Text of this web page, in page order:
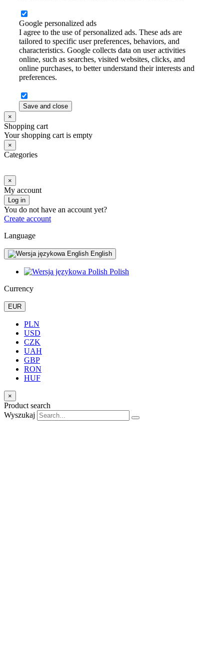
Google personalized ads
I agree to the use of personalized ads. These ads are
tailored to specific user preferences, behaviors, and
characteristics. Google collects data on user activities
online, such as searches, visited websites, clicks, and
online purchases, to better understand their interests and
preferences.
Save and close
×
Shopping cart
Your shopping cart is empty
×
Categories
×
My account
Log in
You do not have an account yet?
Create account
Language
English
Polish
Currency
EUR
PLN
USD
CZK
UAH
GBP
RON
HUF
×
Product search
Wyszukaj